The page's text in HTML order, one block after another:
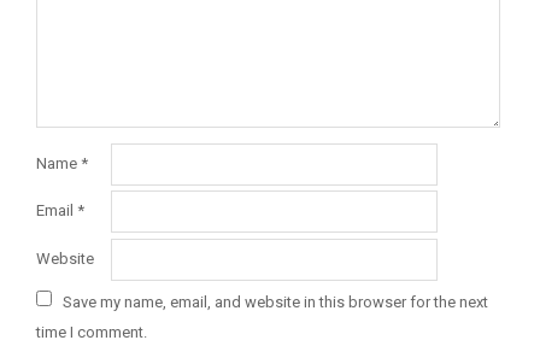
Name *
Email *
Website
Save my name, email, and website in this browser for the next
time I comment.